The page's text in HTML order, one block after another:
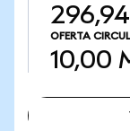
OFERTA
10,00